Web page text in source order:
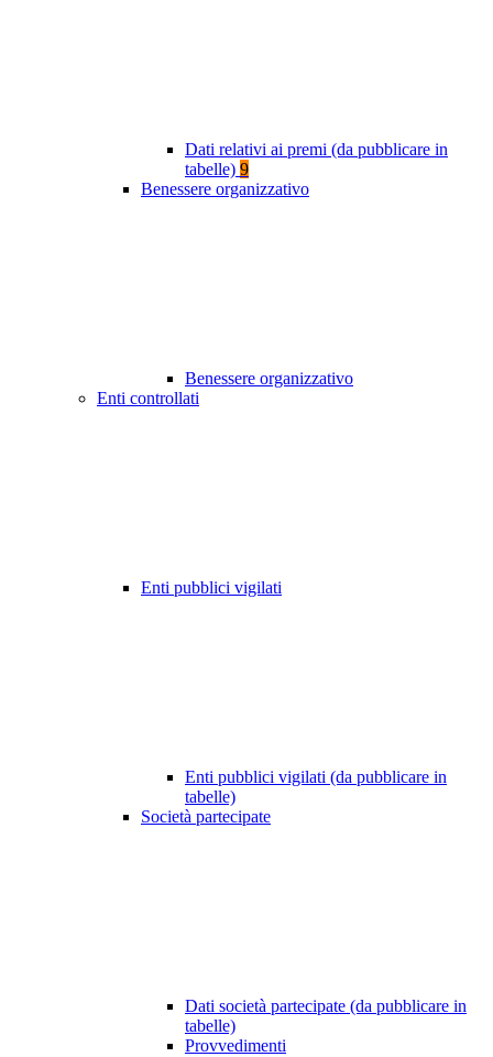
Dati relativi ai premi (da pubblicare in
tabelle) 9
Benessere organizzativo
Benessere organizzativo
Enti controllati
Enti pubblici vigilati
Enti pubblici vigilati (da pubblicare in
tabelle)
Società partecipate
Dati società partecipate (da pubblicare in
tabelle)
Provvedimenti